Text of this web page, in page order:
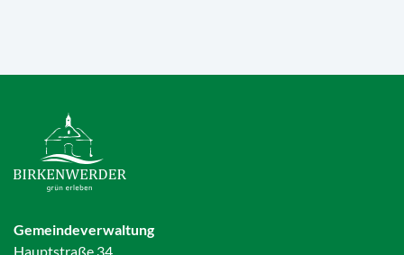
Gemeindeverwaltung
Hauptstraße 34